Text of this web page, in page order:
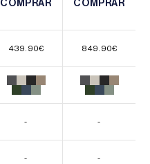
COMPRAR
COMPRAR
439.90€ 849.90€
- -
- -